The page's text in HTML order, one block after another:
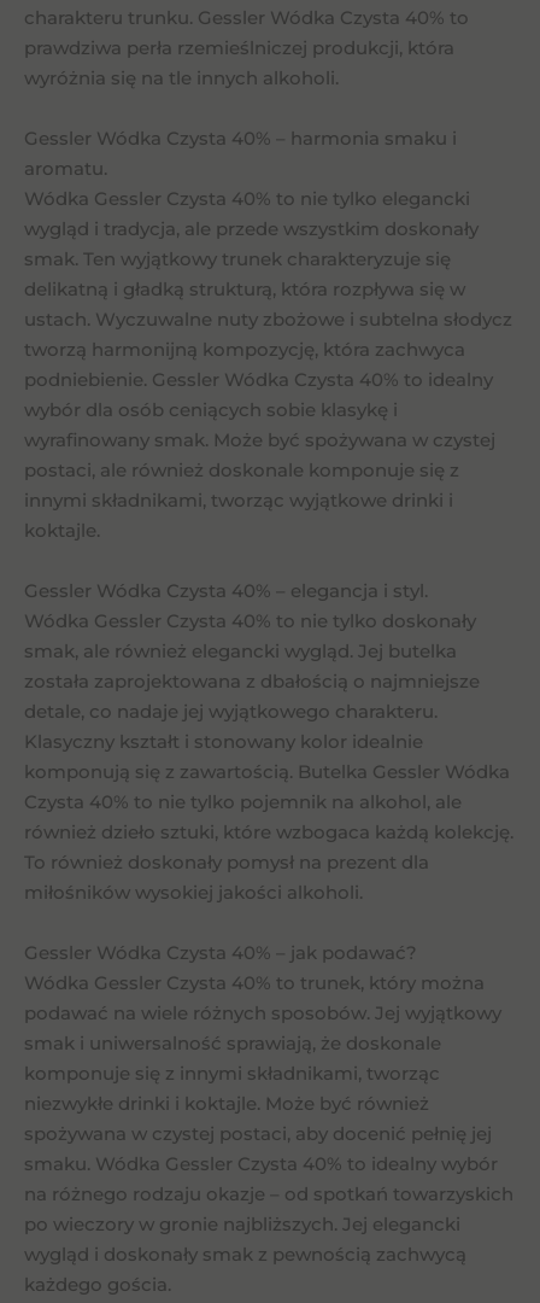
charakteru trunku. Gessler Wódka Czysta 40% to
prawdziwa perła rzemieślniczej produkcji, która
wyróżnia się na tle innych alkoholi.
Gessler Wódka Czysta 40% – harmonia smaku i
aromatu.
Wódka Gessler Czysta 40% to nie tylko elegancki
wygląd i tradycja, ale przede wszystkim doskonały
smak. Ten wyjątkowy trunek charakteryzuje się
delikatną i gładką strukturą, która rozpływa się w
ustach. Wyczuwalne nuty zbożowe i subtelna słodycz
tworzą harmonijną kompozycję, która zachwyca
podniebienie. Gessler Wódka Czysta 40% to idealny
wybór dla osób ceniących sobie klasykę i
wyrafinowany smak. Może być spożywana w czystej
postaci, ale również doskonale komponuje się z
innymi składnikami, tworząc wyjątkowe drinki i
koktajle.
Gessler Wódka Czysta 40% – elegancja i styl.
Wódka Gessler Czysta 40% to nie tylko doskonały
smak, ale również elegancki wygląd. Jej butelka
została zaprojektowana z dbałością o najmniejsze
detale, co nadaje jej wyjątkowego charakteru.
Klasyczny kształt i stonowany kolor idealnie
komponują się z zawartością. Butelka Gessler Wódka
Czysta 40% to nie tylko pojemnik na alkohol, ale
również dzieło sztuki, które wzbogaca każdą kolekcję.
To również doskonały pomysł na prezent dla
miłośników wysokiej jakości alkoholi.
Gessler Wódka Czysta 40% – jak podawać?
Wódka Gessler Czysta 40% to trunek, który można
podawać na wiele różnych sposobów. Jej wyjątkowy
smak i uniwersalność sprawiają, że doskonale
komponuje się z innymi składnikami, tworząc
niezwykłe drinki i koktajle. Może być również
spożywana w czystej postaci, aby docenić pełnię jej
smaku. Wódka Gessler Czysta 40% to idealny wybór
na różnego rodzaju okazje – od spotkań towarzyskich
po wieczory w gronie najbliższych. Jej elegancki
wygląd i doskonały smak z pewnością zachwycą
każdego gościa.